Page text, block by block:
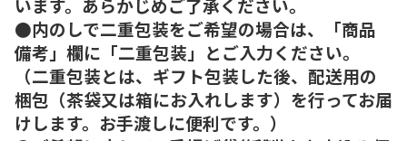
●内のしで二重包装をご希望の場合は、「商品
備考」欄に「二重包装」とご入力ください。
（二重包装とは、ギフト包装した後、配送用の
梱包（茶袋又は箱にお入れします）を行ってお届
けします。お手渡しに便利です。）